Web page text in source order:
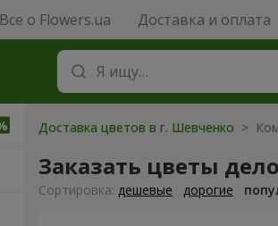
Все о Flowers.ua Доставка и оплата
Доставка цветов в г. Шевченко >
Заказать цветы
Cортировка: дешевые дорогие